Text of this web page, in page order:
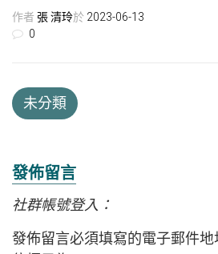
作者 張 清玲於 2023-06-13
0
未分類
發佈留言
社群帳號登入：
發佈留言必須填寫的電子郵件地